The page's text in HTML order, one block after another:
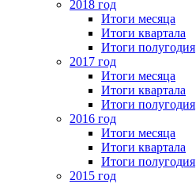
2018 год
Итоги месяца
Итоги квартала
Итоги полугодия
2017 год
Итоги месяца
Итоги квартала
Итоги полугодия
2016 год
Итоги месяца
Итоги квартала
Итоги полугодия
2015 год